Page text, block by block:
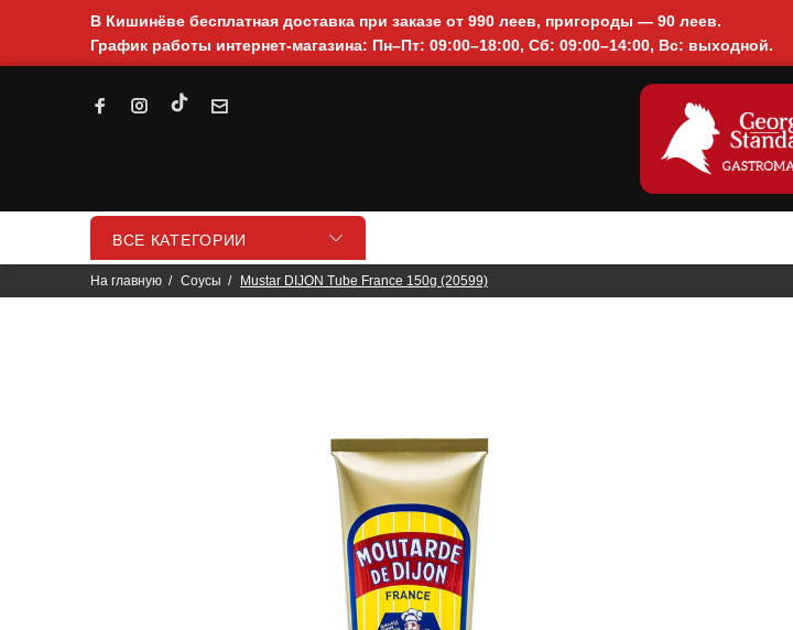
В Кишинёве бесплатная доставка при заказе от 990 леев, пригороды — 90 леев.
График работы интернет-магазина: Пн–Пт: 09:00–18:00, Сб: 09:00–14:00, Вс: выходной.
ВСЕ КАТЕГОРИИ
На главную Соусы Mustar DIJON Tube France 150g (20599)